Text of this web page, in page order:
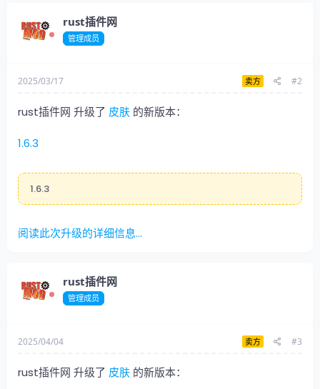
-> 在代码中你可以切换插件语言 - LanguageEnglish =
true <-...
rust插件网
管理成员
2025/03/17 卖方 #2
rust插件网 升级了 皮肤 的新版本：
1.6.3
1.6.3
阅读此次升级的详细信息...
rust插件网
管理成员
2025/04/04 卖方 #3
rust插件网 升级了 皮肤 的新版本：